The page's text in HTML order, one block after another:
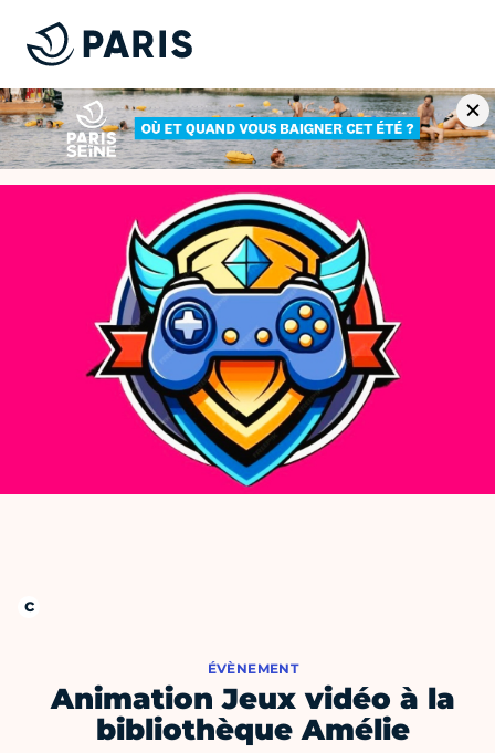
ÉVÈNEMENT
Animation Jeux vidéo à la
bibliothèque Amélie